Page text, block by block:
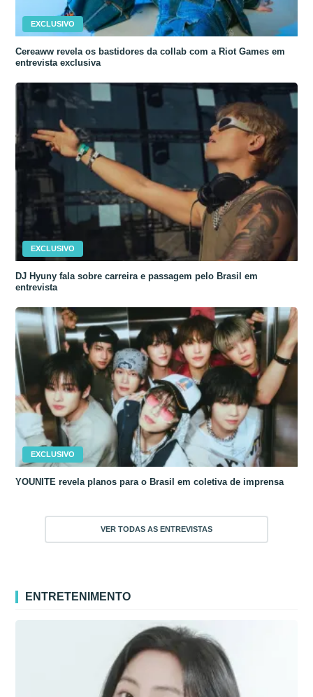
EXCLUSIVO
Cereaww revela os bastidores da collab com a Riot Games em
entrevista exclusiva
EXCLUSIVO
DJ Hyuny fala sobre carreira e passagem pelo Brasil em
entrevista
EXCLUSIVO
YOUNITE revela planos para o Brasil em coletiva de imprensa
VER TODAS AS ENTREVISTAS
ENTRETENIMENTO